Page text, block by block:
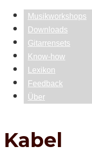
Musikworkshops
Downloads
Gitarrensets
Know-how
Lexikon
Feedback
Über
Kabel